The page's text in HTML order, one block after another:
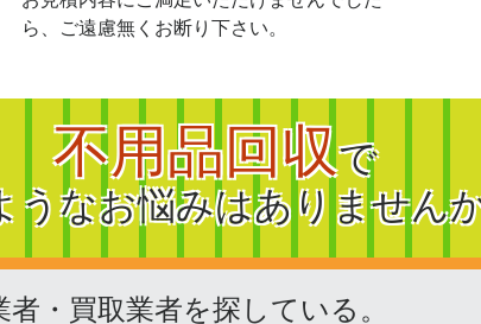
ら、ご遠慮無くお断り下さい。
不用品回収で
うなお悩みはありません
・買取業者を探している。